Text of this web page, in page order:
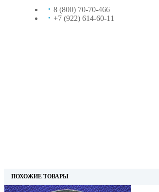
8 (800) 70-70-466
+7 (922) 614-60-11
ПОХОЖИЕ ТОВАРЫ